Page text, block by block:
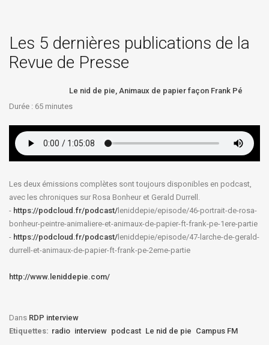
Les 5 dernières publications de la
Revue de Presse
Le nid de pie, Animaux de papier façon Frank Pé
Durée : 65 minutes
Les deux émissions complètes sont toujours disponibles en podcast,
avec les chroniques sur Rosa Bonheur et Gerald Durrell.
- https://podcloud.fr/podcast/ leniddepie/episode/46-portrait-de-rosa-
bonheur-peintre-animaliere-et-animaux-de-papier-ft-frank-pe-1ere-partie
- https://podcloud.fr/podcast/ leniddepie/episode/47-larche-de-gerald-
durrell-et-animaux-de-papier-ft-frank-pe-2eme-partie
http://www.leniddepie.com/
Dans RDP interview
Etiquettes: radio interview podcast Le nid de pie Campus FM